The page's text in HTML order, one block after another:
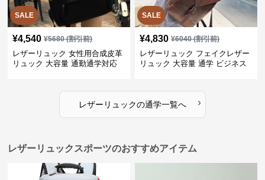
SALE
¥4,540 ¥5680(割引前)
レザーリュック 女性用合成皮革
リュック 大容量 通勤通学対応
SALE
¥4,830 ¥6040(割引前)
レザーリュック フェイクレザー
リュック 大容量 通学 ビジネス
レザーリュックの通学一覧へ ›
レザーリュックスポーツのおすすめアイテム